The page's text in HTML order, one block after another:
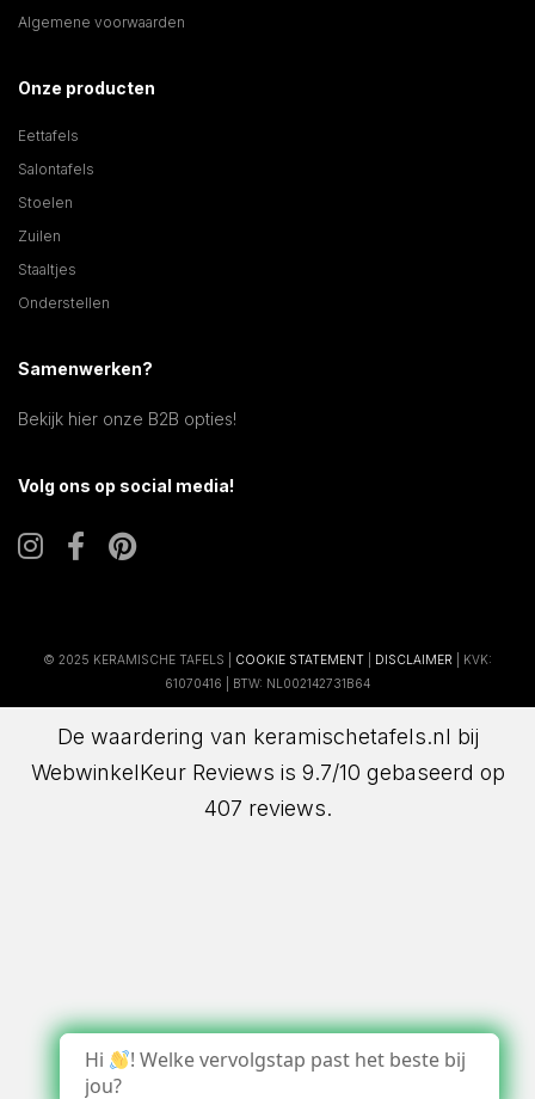
Algemene voorwaarden
Onze producten
Eettafels
Salontafels
Stoelen
Zuilen
Staaltjes
Onderstellen
Samenwerken?
Bekijk hier onze B2B opties!
Volg ons op social media!
© 2025 KERAMISCHE TAFELS | COOKIE STATEMENT DISCLAIMER | KVK:
61070416 | BTW: NL002142731B64
De waardering van keramischetafels.nl bij
WebwinkelKeur Reviews is 9.7/10 gebaseerd op
407 reviews.
Hi
! Welke vervolgstap past het beste bij
jou?